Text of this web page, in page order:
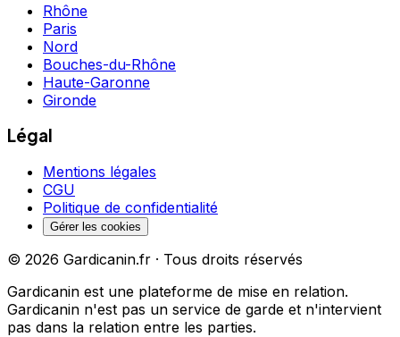
Rhône
Paris
Nord
Bouches-du-Rhône
Haute-Garonne
Gironde
Légal
Mentions légales
CGU
Politique de confidentialité
Gérer les cookies
© 2026 Gardicanin.fr · Tous droits réservés
Gardicanin est une plateforme de mise en relation.
Gardicanin n'est pas un service de garde et n'intervient
pas dans la relation entre les parties.